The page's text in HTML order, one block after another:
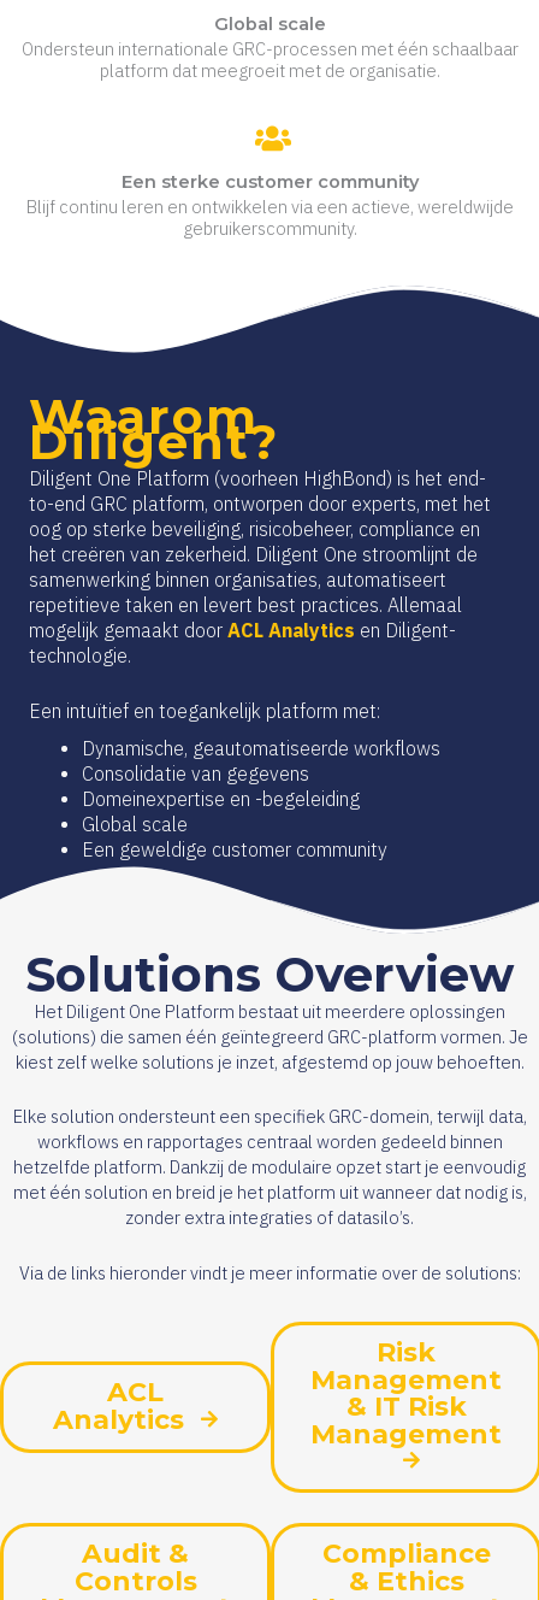
Global scale
Ondersteun internationale GRC-processen met één schaalbaar
platform dat meegroeit met de organisatie.
Een sterke customer community
Blijf continu leren en ontwikkelen via een actieve, wereldwijde
gebruikerscommunity.
Waarom
Diligent?
Diligent One Platform (voorheen HighBond) is het end-
to-end GRC platform, ontworpen door experts, met het
oog op sterke beveiliging, risicobeheer, compliance en
het creëren van zekerheid. Diligent One stroomlijnt de
samenwerking binnen organisaties, automatiseert
repetitieve taken en levert best practices. Allemaal
mogelijk gemaakt door ACL Analytics en Diligent-
technologie.
Een intuïtief en toegankelijk platform met:
Dynamische, geautomatiseerde workflows
Consolidatie van gegevens
Domeinexpertise en -begeleiding
Global scale
Een geweldige customer community
Solutions Overview
Het Diligent One Platform bestaat uit meerdere oplossingen
(solutions) die samen één geïntegreerd GRC-platform vormen. Je
kiest zelf welke solutions je inzet, afgestemd op jouw behoeften.
Elke solution ondersteunt een specifiek GRC-domein, terwijl data,
workflows en rapportages centraal worden gedeeld binnen
hetzelfde platform. Dankzij de modulaire opzet start je eenvoudig
met één solution en breid je het platform uit wanneer dat nodig is,
zonder extra integraties of datasilo’s.
Via de links hieronder vindt je meer informatie over de solutions:
ACL
Analytics
Risk
Management
& IT Risk
Management
Audit &
Controls
Compliance
& Ethics